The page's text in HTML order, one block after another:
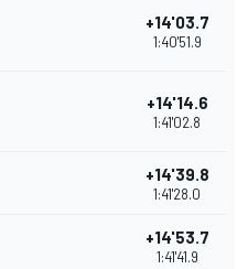
+14'03.7
1:40'51.9
+14'14.6
1:41'02.8
+14'39.8
1:41'28.0
+14'53.7
1:41'41.9